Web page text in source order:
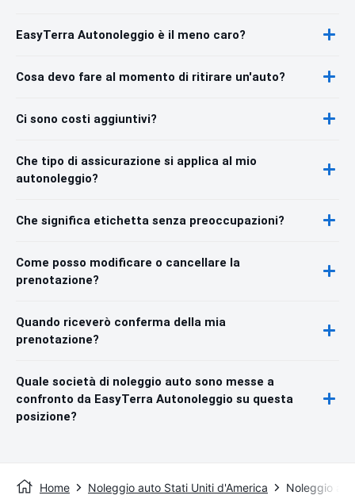
EasyTerra Autonoleggio è il meno caro?
Cosa devo fare al momento di ritirare un'auto?
Ci sono costi aggiuntivi?
Che tipo di assicurazione si applica al mio
autonoleggio?
Che significa etichetta senza preoccupazioni?
Come posso modificare o cancellare la
prenotazione?
Quando riceverò conferma della mia
prenotazione?
Quale società di noleggio auto sono messe a
confronto da EasyTerra Autonoleggio su questa
posizione?
Home Noleggio auto Stati Uniti d'America Noleggio